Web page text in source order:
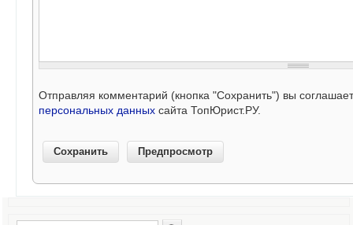
Отправляя комментарий (кнопка "Сохранить") вы
персональных данных сайта ТопЮрист.РУ.